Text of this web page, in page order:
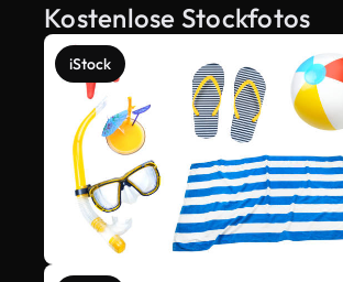
Kostenlose Stockfotos
iStock